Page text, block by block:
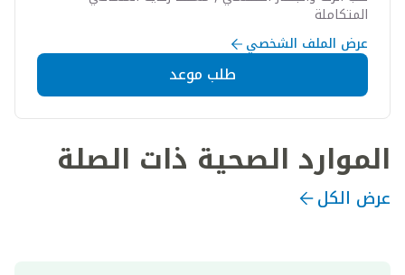
المتكاملة
عرض الملف الشخصي
طلب موعد
الموارد الصحية ذات الصلة
عرض الكل